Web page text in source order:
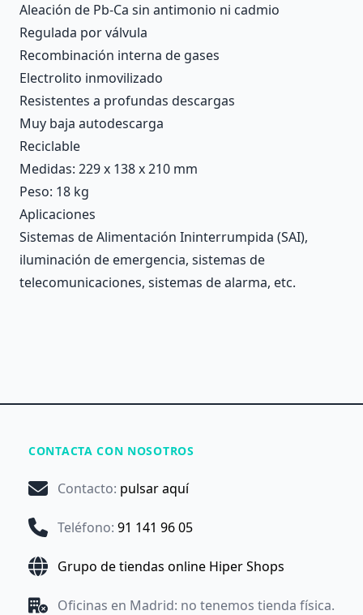
Aleación de Pb-Ca sin antimonio ni cadmio
Regulada por válvula
Recombinación interna de gases
Electrolito inmovilizado
Resistentes a profundas descargas
Muy baja autodescarga
Reciclable
Medidas: 229 x 138 x 210 mm
Peso: 18 kg
Aplicaciones
Sistemas de Alimentación Ininterrumpida (SAI),
iluminación de emergencia, sistemas de
telecomunicaciones, sistemas de alarma, etc.
CONTACTA CON NOSOTROS
Contacto: pulsar aquí
Teléfono: 91 141 96 05
Grupo de tiendas online Hiper Shops
Oficinas en Madrid: no tenemos tienda física.